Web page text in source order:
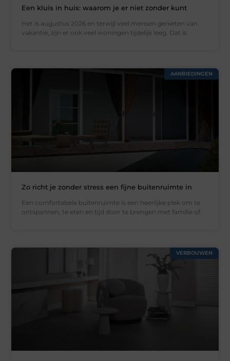
Een kluis in huis: waarom je er niet zonder kunt
Het is augustus 2026 en terwijl veel mensen genieten van
vakantie, zijn er ook veel woningen tijdelijk leeg. Dat is
AANBIEDINGEN
Zo richt je zonder stress een fijne buitenruimte in
Een comfortabele buitenruimte is een heerlijke plek om te
ontspannen, te eten en tijd door te brengen met familie of
VERBOUWEN